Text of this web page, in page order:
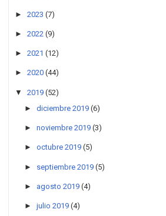
► 2023 (7)
► 2022 (9)
► 2021 (12)
► 2020 (44)
▼ 2019 (52)
► diciembre 2019 (6)
► noviembre 2019 (3)
► octubre 2019 (5)
► septiembre 2019 (5)
► agosto 2019 (4)
► julio 2019 (4)